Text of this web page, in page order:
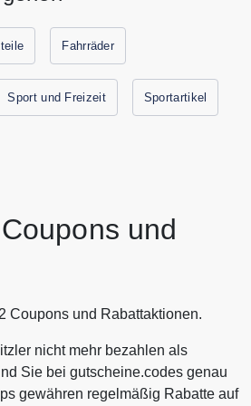
bei Der Ritzler. Alle
Rabatte von Der Ritzler findest Du
Fahrräder
Sport und Freizeit Sportartikel
und
Coupons und Rabattaktionen.
nicht mehr bezahlen als
Sie bei gutscheine.codes genau
gewähren regelmäßig Rabatte auf